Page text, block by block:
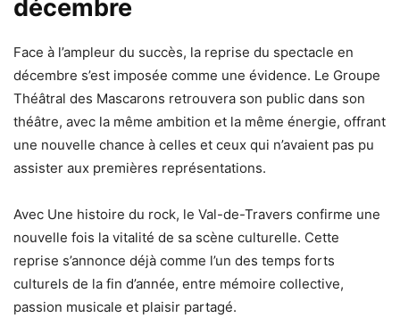
décembre
Face à l’ampleur du succès, la reprise du spectacle en
décembre s’est imposée comme une évidence. Le Groupe
Théâtral des Mascarons retrouvera son public dans son
théâtre, avec la même ambition et la même énergie, offrant
une nouvelle chance à celles et ceux qui n’avaient pas pu
assister aux premières représentations.
Avec Une histoire du rock, le Val-de-Travers confirme une
nouvelle fois la vitalité de sa scène culturelle. Cette
reprise s’annonce déjà comme l’un des temps forts
culturels de la fin d’année, entre mémoire collective,
passion musicale et plaisir partagé.